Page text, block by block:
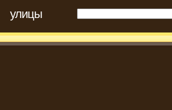
улицы